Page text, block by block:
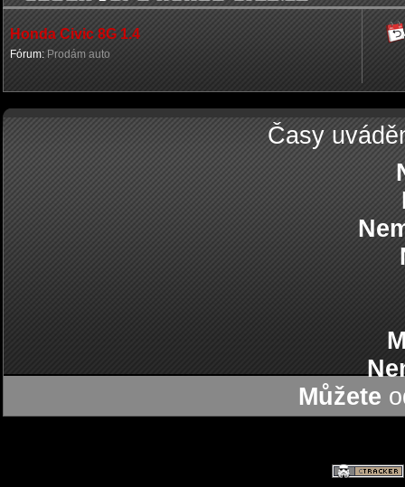
Honda Civic 8G 1.4
Fórum: Prodám auto
Časy
Můžete